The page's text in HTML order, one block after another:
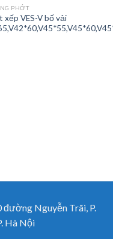
PHỚT
xếp VES-V bố vải
Nguyễn Trãi, P.
Hà Nội